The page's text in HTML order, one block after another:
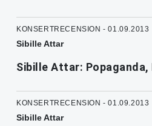
KONSERTRECENSION - 01.09.2013
Sibille Attar
Sibille Attar: Popaganda,
KONSERTRECENSION - 01.09.2013
Sibille Attar